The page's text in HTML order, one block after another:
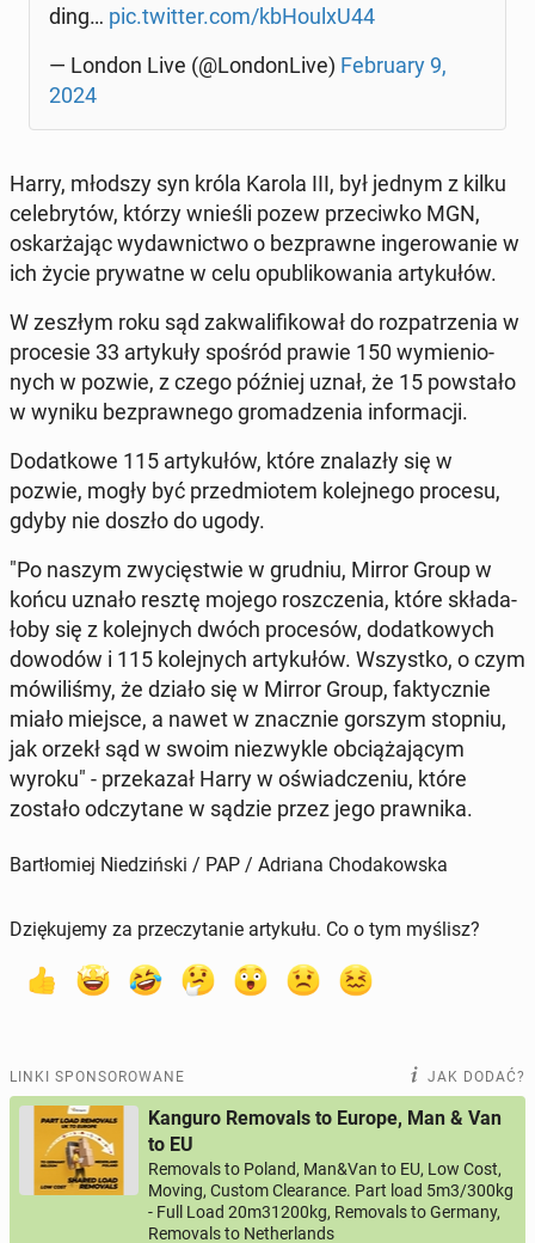
ding… pic.twitter.com/kbHo­ulxU44
— London Live (@Lon­don­Li­ve) Fe­bru­ary 9,
2024
Harry, młodszy syn króla Karola III, był jednym z kilku
ce­le­bry­tów, którzy wnieśli pozew prze­ciw­ko MGN,
oskar­ża­jąc wy­daw­nic­two o bez­praw­ne in­ge­ro­wa­nie w
ich życie pry­wat­ne w celu opu­bli­ko­wa­nia ar­ty­ku­łów.
W zeszłym roku sąd za­kwa­li­fi­ko­wał do roz­pa­trze­nia w
pro­ce­sie 33 ar­ty­ku­ły spośród prawie 150 wy­mie­nio­
nych w pozwie, z czego później uznał, że 15 po­wsta­ło
w wyniku bez­praw­ne­go gro­ma­dze­nia in­for­ma­cji.
Do­dat­ko­we 115 ar­ty­ku­łów, które zna­la­zły się w
pozwie, mogły być przed­mio­tem ko­lej­ne­go procesu,
gdyby nie doszło do ugody.
"Po naszym zwy­cię­stwie w grudniu, Mirror Group w
końcu uznało resztę mojego rosz­cze­nia, które skła­da­
ło­by się z ko­lej­nych dwóch pro­ce­sów, do­dat­ko­wych
dowodów i 115 ko­lej­nych ar­ty­ku­łów. Wszyst­ko, o czym
mó­wi­li­śmy, że działo się w Mirror Group, fak­tycz­nie
miało miejsce, a nawet w znacz­nie gorszym stopniu,
jak orzekł sąd w swoim nie­zwy­kle ob­cią­ża­ją­cym
wyroku" - prze­ka­zał Harry w oświad­cze­niu, które
zostało od­czy­ta­ne w sądzie przez jego praw­ni­ka.
Bartłomiej Niedziński / PAP / Adriana Chodakowska
Dziękujemy za przeczytanie artykułu. Co o tym myślisz?
LINKI SPONSOROWANE JAK DODAĆ?
Kanguro Removals to Europe, Man & Van
to EU
Removals to Poland, Man&Van to EU, Low Cost,
Moving, Custom Clearance. Part load 5m3/300kg
- Full Load 20m31200kg, Removals to Germany,
Removals to Netherlands